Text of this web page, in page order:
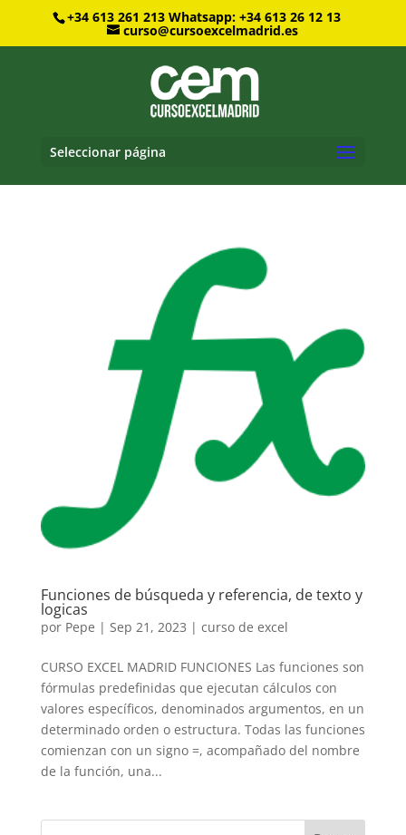
+34 613 261 213 Whatsapp: +34 613 26 12 13
curso@cursoexcelmadrid.es
Seleccionar página
Funciones de búsqueda y referencia, de texto y
logicas
por Pepe | Sep 21, 2023 | curso de excel
CURSO EXCEL MADRID FUNCIONES Las funciones son
fórmulas predefinidas que ejecutan cálculos con
valores específicos, denominados argumentos, en un
determinado orden o estructura. Todas las funciones
comienzan con un signo =, acompañado del nombre
de la función, una...